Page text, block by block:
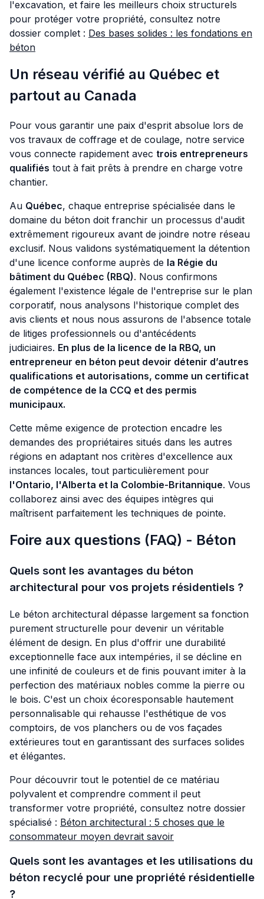
l'excavation, et faire les meilleurs choix structurels
pour protéger votre propriété, consultez notre
dossier complet : Des bases solides : les fondations en
béton
Un réseau vérifié au Québec et
partout au Canada
Pour vous garantir une paix d'esprit absolue lors de
vos travaux de coffrage et de coulage, notre service
vous connecte rapidement avec trois entrepreneurs
qualifiés tout à fait prêts à prendre en charge votre
chantier.
Au Québec, chaque entreprise spécialisée dans le
domaine du béton doit franchir un processus d'audit
extrêmement rigoureux avant de joindre notre réseau
exclusif. Nous validons systématiquement la détention
d'une licence conforme auprès de la Régie du
bâtiment du Québec (RBQ). Nous confirmons
également l'existence légale de l'entreprise sur le plan
corporatif, nous analysons l'historique complet des
avis clients et nous nous assurons de l'absence totale
de litiges professionnels ou d'antécédents
judiciaires. En plus de la licence de la RBQ, un
entrepreneur en béton peut devoir détenir d’autres
qualifications et autorisations, comme un certificat
de compétence de la CCQ et des permis
municipaux.
Cette même exigence de protection encadre les
demandes des propriétaires situés dans les autres
régions en adaptant nos critères d'excellence aux
instances locales, tout particulièrement pour
l'Ontario, l'Alberta et la Colombie-Britannique. Vous
collaborez ainsi avec des équipes intègres qui
maîtrisent parfaitement les techniques de pointe.
Foire aux questions (FAQ) - Béton
Quels sont les avantages du béton
architectural pour vos projets résidentiels ?
Le béton architectural dépasse largement sa fonction
purement structurelle pour devenir un véritable
élément de design. En plus d'offrir une durabilité
exceptionnelle face aux intempéries, il se décline en
une infinité de couleurs et de finis pouvant imiter à la
perfection des matériaux nobles comme la pierre ou
le bois. C'est un choix écoresponsable hautement
personnalisable qui rehausse l'esthétique de vos
comptoirs, de vos planchers ou de vos façades
extérieures tout en garantissant des surfaces solides
et élégantes.
Pour découvrir tout le potentiel de ce matériau
polyvalent et comprendre comment il peut
transformer votre propriété, consultez notre dossier
spécialisé : Béton architectural : 5 choses que le
consommateur moyen devrait savoir
Quels sont les avantages et les utilisations du
béton recyclé pour une propriété résidentielle
?